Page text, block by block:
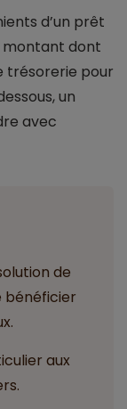
d’un prêt
montant dont
trésorerie pour
un
avec
de
bénéficier
aux